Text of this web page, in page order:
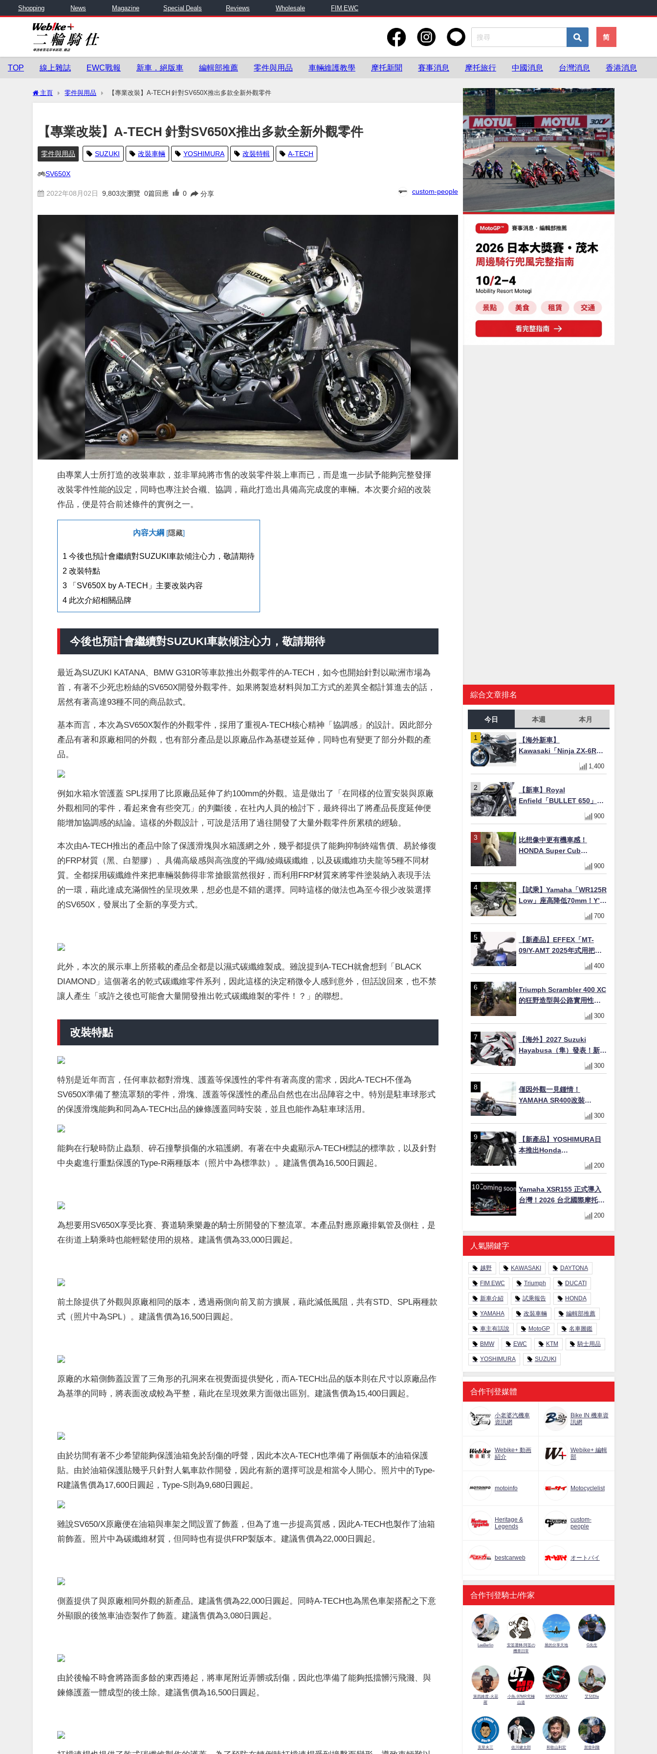
Shopping News Magazine Special Deals Reviews Wholesale FIM EWC
简
TOP 線上雜誌 EWC戰報 新車．絕版車 編輯部推薦 零件與用品 車輛維護教學 摩托新聞 賽事消息 摩托旅行 中國消息 台灣消息 香港消息
主頁 零件與用品 【專業改裝】A-TECH 針對SV650X推出多款全新外觀零件
【專業改裝】A-TECH 針對SV650X推出多款全新外觀零件
零件與用品 SUZUKI 改裝車輛 YOSHIMURA 改裝特輯 A-TECH
SV650X
2022年08月02日 9,803次瀏覽 0篇回應 0 分享 custom-people
由專業人士所打造的改裝車款，並非單純將市售的改裝零件裝上車而已，而是進一步賦予能夠完整發揮
改裝零件性能的設定，同時也專注於合襯、協調，藉此打造出具備高完成度的車輛。本次要介紹的改裝
作品，便是符合前述條件的實例之一。
內容大綱 隱藏]
1 今後也預計會繼續對SUZUKI車款傾注心力，敬請期待
2 改裝特點
3 「SV650X by A-TECH」主要改裝内容
4 此次介紹相關品牌
今後也預計會繼續對SUZUKI車款傾注心力，敬請期待
最近為SUZUKI KATANA、BMW G310R等車款推出外觀零件的A-TECH，如今也開始針對以歐洲市場為
首，有著不少死忠粉絲的SV650X開發外觀零件。如果將製造材料與加工方式的差異全都計算進去的話，
居然有著高達93種不同的商品款式。
基本而言，本次為SV650X製作的外觀零件，採用了重視A-TECH核心精神「協調感」的設計。因此部分
產品有著和原廠相同的外觀，也有部分產品是以原廠品作為基礎並延伸，同時也有變更了部分外觀的產
品。
例如水箱水管護蓋 SPL採用了比原廠品延伸了約100mm的外觀。這是做出了「在同樣的位置安裝與原廠
外觀相同的零件，看起來會有些突兀」的判斷後，在社內人員的檢討下，最終得出了將產品長度延伸便
能增加協調感的結論。這樣的外觀設計，可說是活用了過往開發了大量外觀零件所累積的經驗。
本次由A-TECH推出的產品中除了保護滑塊與水箱護網之外，幾乎都提供了能夠抑制終端售價、易於修復
的FRP材質（黑、白塑膠）、具備高級感與高強度的平織/綾織碳纖維，以及碳纖維功夫龍等5種不同材
質。全都採用碳纖維件來把車輛裝飾得非常搶眼當然很好，而利用FRP材質來將零件塗裝納入表現手法
的一環，藉此達成充滿個性的呈現效果，想必也是不錯的選擇。同時這樣的做法也為至今很少改裝選擇
的SV650X，發展出了全新的享受方式。
此外，本次的展示車上所搭載的產品全都是以濕式碳纖維製成。雖說提到A-TECH就會想到「BLACK
DIAMOND」這個著名的乾式碳纖維零件系列，因此這樣的決定稍微令人感到意外，但話說回來，也不禁
讓人產生「或許之後也可能會大量開發推出乾式碳纖維製的零件！？」的聯想。
改裝特點
特別是近年而言，任何車款都對滑塊、護蓋等保護性的零件有著高度的需求，因此A-TECH不僅為
SV650X準備了整流罩類的零件，滑塊、護蓋等保護性的產品自然也在出品陣容之中。特別是駐車球形式
的保護滑塊能夠和同為A-TECH出品的鍊條護蓋同時安裝，並且也能作為駐車球活用。
能夠在行駛時防止蟲類、碎石撞擊損傷的水箱護網。有著在中央處顯示A-TECH標誌的標準款，以及針對
中央處進行重點保護的Type-R兩種版本（照片中為標準款）。建議售價為16,500日圓起。
為想要用SV650X享受比賽、賽道騎乘樂趣的騎士所開發的下整流罩。本產品對應原廠排氣管及側柱，是
在街道上騎乘時也能輕鬆使用的規格。建議售價為33,000日圓起。
前土除提供了外觀與原廠相同的版本，透過兩側向前叉前方擴展，藉此減低風阻 ，共有STD、SPL兩種款
式（照片中為SPL）。建議售價為16,500日圓起。
原廠的水箱側飾蓋設置了三角形的孔洞來在視覺面提供變化，而A-TECH出品的版本則在尺寸以原廠品作
為基準的同時，將表面改成較為平整，藉此在呈現效果方面做出區別。建議售價為15,400日圓起。
由於坊間有著不少希望能夠保護油箱免於刮傷的呼聲，因此本次A-TECH也準備了兩個版本的油箱保護
貼。由於油箱保護貼幾乎只針對人氣車款作開發，因此有新的選擇可說是相當令人開心。照片中的Type-
R建議售價為17,600日圓起，Type-S則為9,680日圓起。
雖說SV650/X原廠便在油箱與車架之間設置了飾蓋，但為了進一步提高質感，因此A-TECH也製作了油箱
前飾蓋。照片中為碳纖維材質，但同時也有提供FRP製版本。建議售價為22,000日圓起。
側蓋提供了與原廠相同外觀的新產品。建議售價為22,000日圓起。同時A-TECH也為黑色車架搭配之下意
外顯眼的後煞車油壺製作了飾蓋。建議售價為3,080日圓起。
由於後輪不時會將路面多餘的東西捲起，將車尾附近弄髒或刮傷，因此也準備了能夠抵擋髒污飛濺、與
鍊條護蓋一體成型的後土除。建議售價為16,500日圓起。
綜合文章排名
今日 本週 本月
【海外新車】
Kawasaki「Ninja ZX-6R」
2027年式北美發表！636cc
四缸×銀河銀/暮光藍新色
美元起
1,400
【新車】Royal
Enfield「BULLET 650」8
月27日日本發售（98萬日圓
～）！648cc空冷並列雙缸×
色
900
比想像中更有機車感！
HONDA Super Cub
110【Webike愛車精選】
900
【試乘】Yamaha「WR125R
Low」座高降低70mm！Y’s
Gear低座高座墊×低座高連桿
×腳踏著地感大幅改善，越野
700
【新產品】EFFEX「MT-
09/Y-AMT 2025年式用把手
Easy Fit Bar Plus」！高
7mm後移16mm直上×三色×
400
Triumph Scrambler 400 XC
的狂野造型與公路實用性的
300
【海外】2027 Suzuki
Hayabusa（隼）發表！新增
Special Edition 特仕版，全
新珍珠白塗裝與專屬配備登
300
僅因外觀一見鍾情！
YAMAHA SR400改裝
Tracker風格｜ 女車主的機車
人生蛻變記
300
【新產品】YOSHIMURA日
本推出Honda
CB1000F/CB1000 HORNET
專用水箱護網，六角網紋設
200
Yamaha XSR155 正式導入
台灣！2026 台北國際摩托車
展亮相，70 週年紀念版
YZF-R 系列限量追加販售
200
人氣關鍵字
越野 KAWASAKI DAYTONA
FIM EWC Triumph DUCATI
新車介紹 試乘報告 HONDA
YAMAHA 改裝車輛 編輯部推薦
車主有話說 MotoGP 名車圖鑑
BMW EWC KTM 騎士用品
YOSHIMURA SUZUKI
合作刊登媒體
小老婆汽機車
資訊網
Bike IN 機車資
訊網
Webike+ 動画
紹介
Webike+ 編輯
部
motoinfo Motocyclelist
Heritage &
Legends
custom-
people
bestcarweb オートバイ
合作刊登騎士/作家
LeeBerlin
安筌運轉 阿筌の
機車日常
展的分享天地 G先生
第四維度-火花
羅
小魚-97MR究極
山道
MOTODAILY 艾兒Elle
克里夫三 佐川健太郎 和歌山利宏 賀曾利隆